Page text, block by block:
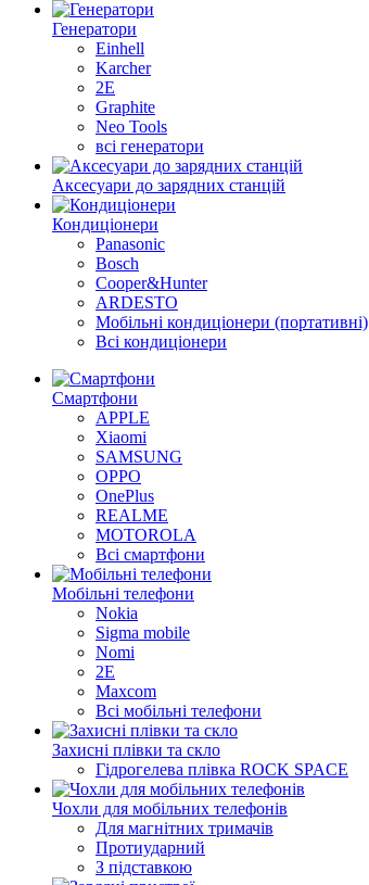
Генератори
Einhell
Karcher
2E
Graphite
Neo Tools
всі генератори
Аксесуари до зарядних станцій
Кондиціонери
Panasonic
Bosch
Cooper&Hunter
ARDESTO
Мобільні кондиціонери (портативні)
Всі кондиціонери
Смартфони
APPLE
Xiaomi
SAMSUNG
OPPO
OnePlus
REALME
MOTOROLA
Всі смартфони
Мобільні телефони
Nokia
Sigma mobile
Nomi
2E
Maxcom
Всі мобільні телефони
Захисні плівки та скло
Гідрогелева плівка ROCK SPACE
Чохли для мобільних телефонів
Для магнітних тримачів
Протиударний
З підставкою